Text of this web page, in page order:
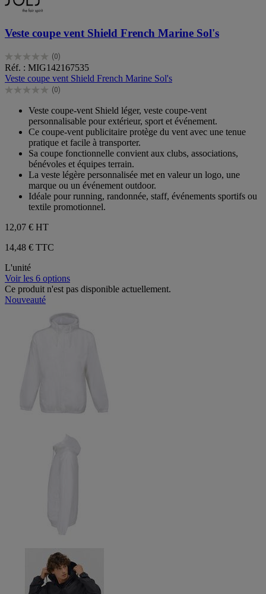
Veste coupe vent Shield French Marine Sol's
(0)
0.0
sur
5
étoiles.
Réf. : MIG142167535
Veste coupe vent Shield French Marine Sol's
(0)
0.0
étoiles.
Veste coupe-vent Shield léger, veste coupe-vent
personnalisable pour extérieur, sport et événement.
Ce coupe-vent publicitaire protège du vent avec une tenue
pratique et facile à transporter.
Sa coupe fonctionnelle convient aux clubs, associations,
bénévoles et équipes terrain.
La veste légère personnalisée met en valeur un logo, une
marque ou un événement outdoor.
Idéale pour running, randonnée, staff, événements sportifs ou
textile promotionnel.
12,07 € HT
14,48 € TTC
L'unité
Voir les 6 options
Ce produit n'est pas disponible actuellement.
Nouveauté